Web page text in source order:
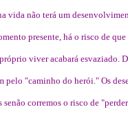
vida não terá um
presente, há o risco de
viver acabará esvaziado.
pelo "caminho do herói." Os
corremos o risco de